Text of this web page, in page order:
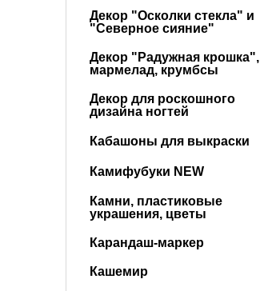
Декор "Осколки стекла" и
"Северное сияние"
Декор "Радужная крошка",
мармелад, крумбсы
Декор для роскошного
дизайна ногтей
Кабашоны для выкраски
Камифубуки NEW
Камни, пластиковые
украшения, цветы
Карандаш-маркер
Кашемир